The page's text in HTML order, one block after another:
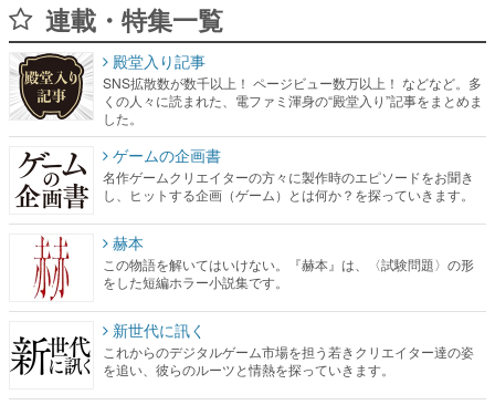
連載・特集一覧
殿堂入り記事
SNS拡散数が数千以上！ ページビュー数万以上！ などなど。多
くの人々に読まれた、電ファミ渾身の“殿堂入り”記事をまとめま
した。
ゲームの企画書
名作ゲームクリエイターの方々に製作時のエピソードをお聞き
し、ヒットする企画（ゲーム）とは何か？を探っていきます。
赫本
この物語を解いてはいけない。『赫本』は、〈試験問題〉の形
をした短編ホラー小説集です。
新世代に訊く
これからのデジタルゲーム市場を担う若きクリエイター達の姿
を追い、彼らのルーツと情熱を探っていきます。